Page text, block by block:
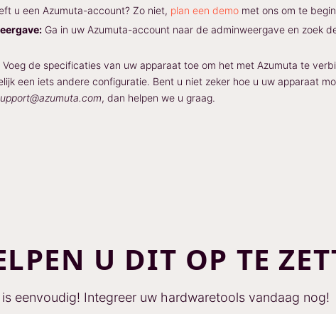
u een Azumuta-account? Zo niet, plan een demo met ons om te
Ga in uw Azumuta-account naar de adminweergave en zoek
Voeg de specificaties van uw apparaat toe om het met Azumuta te
een iets andere configuratie. Bent u niet zeker hoe u uw apparaat
, dan helpen we u graag.
U DIT OP TE
is eenvoudig! Integreer uw hardwaretools vandaag nog!